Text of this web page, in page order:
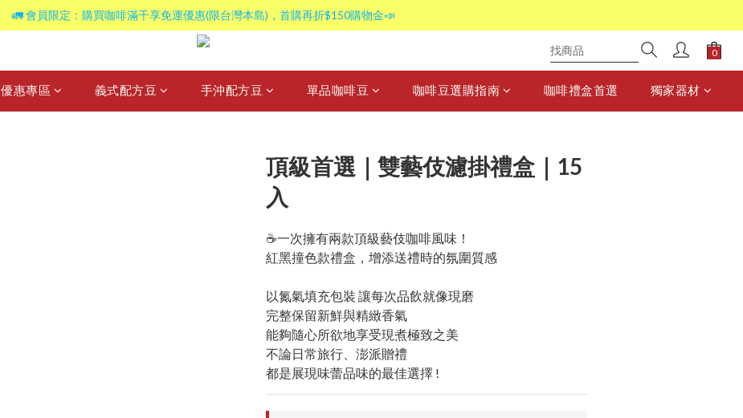
🚛 會員限定：購買咖啡滿千享免運優惠(限台灣本島)，首購再折$150購物金📣
優惠專區 義式配方豆 手沖配方豆 單品咖啡豆 咖啡豆選購指南 咖啡禮盒首選 獨家器材
頂級首選｜雙藝伎濾掛禮盒｜15
入
☕一次擁有兩款頂級藝伎咖啡風味！
紅黑撞色款禮盒，增添送禮時的氛圍質感
以氮氣填充包裝 讓每次品飲就像現磨
完整保留新鮮與精緻香氣
能夠隨心所欲地享受現煮極致之美
不論日常旅行、澎派贈禮
都是展現味蕾品味的最佳選擇 !